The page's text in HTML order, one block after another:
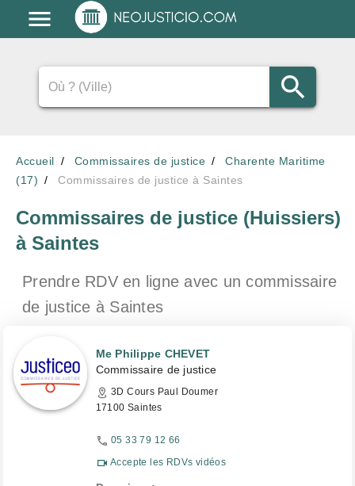
Accueil Commissaires de justice
Charente Maritime
(17)
Commissaires de justice à Saintes
Commissaires de justice (Huissiers)
à Saintes
Prendre RDV en ligne avec un commissaire
de justice à Saintes
Me Philippe CHEVET
Commissaire de justice
3D Cours Paul Doumer
17100 Saintes
05 33 79 12 66
Accepte les RDVs vidéos